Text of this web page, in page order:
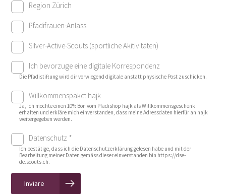
Region Zürich
Pfadifrauen-Anlass
Silver-Active-Scouts (sportliche Akitivitäten)
Ich bevorzuge eine digitale Korrespondenz
Die Pfadistiftung wird dir vorwiegend digitale anstatt physische Post zuschicken.
Willkommenspaket hajk
Ja, ich möchte einen 10% Bon vom Pfadishop hajk als Willkommensgeschenk
erhalten und erkläre mich einverstanden, dass meine Adressdaten hierfür an hajk
weitergegeben werden.
Datenschutz *
Ich bestätige, dass ich die Datenschutzerklärung gelesen habe und mit der
Bearbeitung meiner Daten gemäss dieser einverstanden bin https://dse-
de.scouts.ch.
Inviare